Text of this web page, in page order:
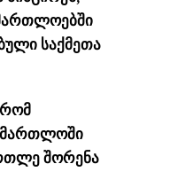
საქმეთა
რომ
შორენა